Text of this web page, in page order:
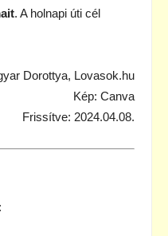
. A holnapi úti cél
Dorottya, Lovasok.hu
Kép: Canva
Frissítve: 2024.04.08.